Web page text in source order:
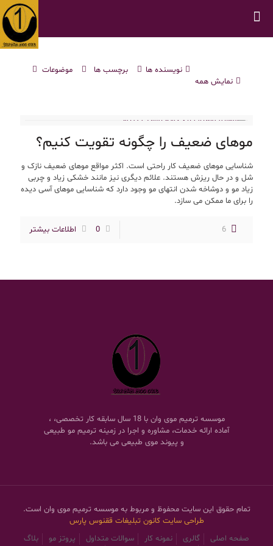
موضوعات برچسب ها
نویسنده ها
نمایش همه
موهای ضعیف را چگونه تقویت کنیم؟
شناسایی موهای ضعیف کار راحتی است. اکثر مواقع موهای ضعیف نازک و
شل و در حال ریزش هستند. علائم دیگری نیز مانند خشکی زیاد و چربی
زیاد مو و دوشاخه شدن انتهای مو وجود دارد که شناسایی موهای آسی دیده
را برای ما ممکن می سازد.
6
0 اطلاعات بیشتر
موسسه ترمیم موی وان با 18 سال سابقه کار تخصصی، ،
آماده ارائه خدمات، مشاوره و اجرا در زمینه ترمیم مو طبیعی
و پیوند موی طبیعی می باشد.
تمام حقوق این سایت محفوظ و مربوط به موسسه ترمیم موی وان است.
طراحی سایت کانون تبلیغات ققنوس پارس
صفحه اصلی
گالری نمونه کار سوالات متداول پروتز مو
بلاگ